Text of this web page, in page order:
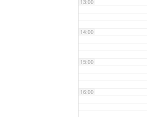
13:00
14:00
15:00
16:00